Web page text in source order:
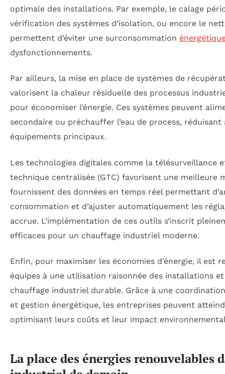
optimale des installations. Par exemple, le calage
vérification des systèmes d’isolation, ou encore le
permettent d’éviter une surconsommation
dysfonctionnements.
Par ailleurs, la mise en place de systèmes de
valorisent la chaleur résiduelle des processus
pour économiser l’énergie. Ces systèmes peuvent
secondaire ou préchauffer l’eau de process,
équipements principaux.
Les technologies digitales comme la télésurveillance
technique centralisée (GTC) favorisent une meilleure
fournissent des données en temps réel permettant
consommation et d’ajuster automatiquement les
accrue. L’implémentation de ces outils s’inscrit
efficaces pour un chauffage industriel moderne.
Enfin, pour maximiser les économies d’énergie, il est
équipes à une utilisation raisonnée des installations
chauffage industriel durable. Grâce à une
et gestion énergétique, les entreprises peuvent
optimisant leurs coûts et leur impact
La place des énergies renouvelables